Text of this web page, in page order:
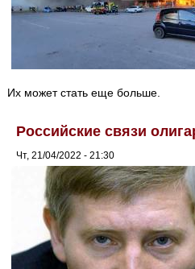
Их может стать еще больше.
Российские связи
Чт, 21/04/2022 - 21:30